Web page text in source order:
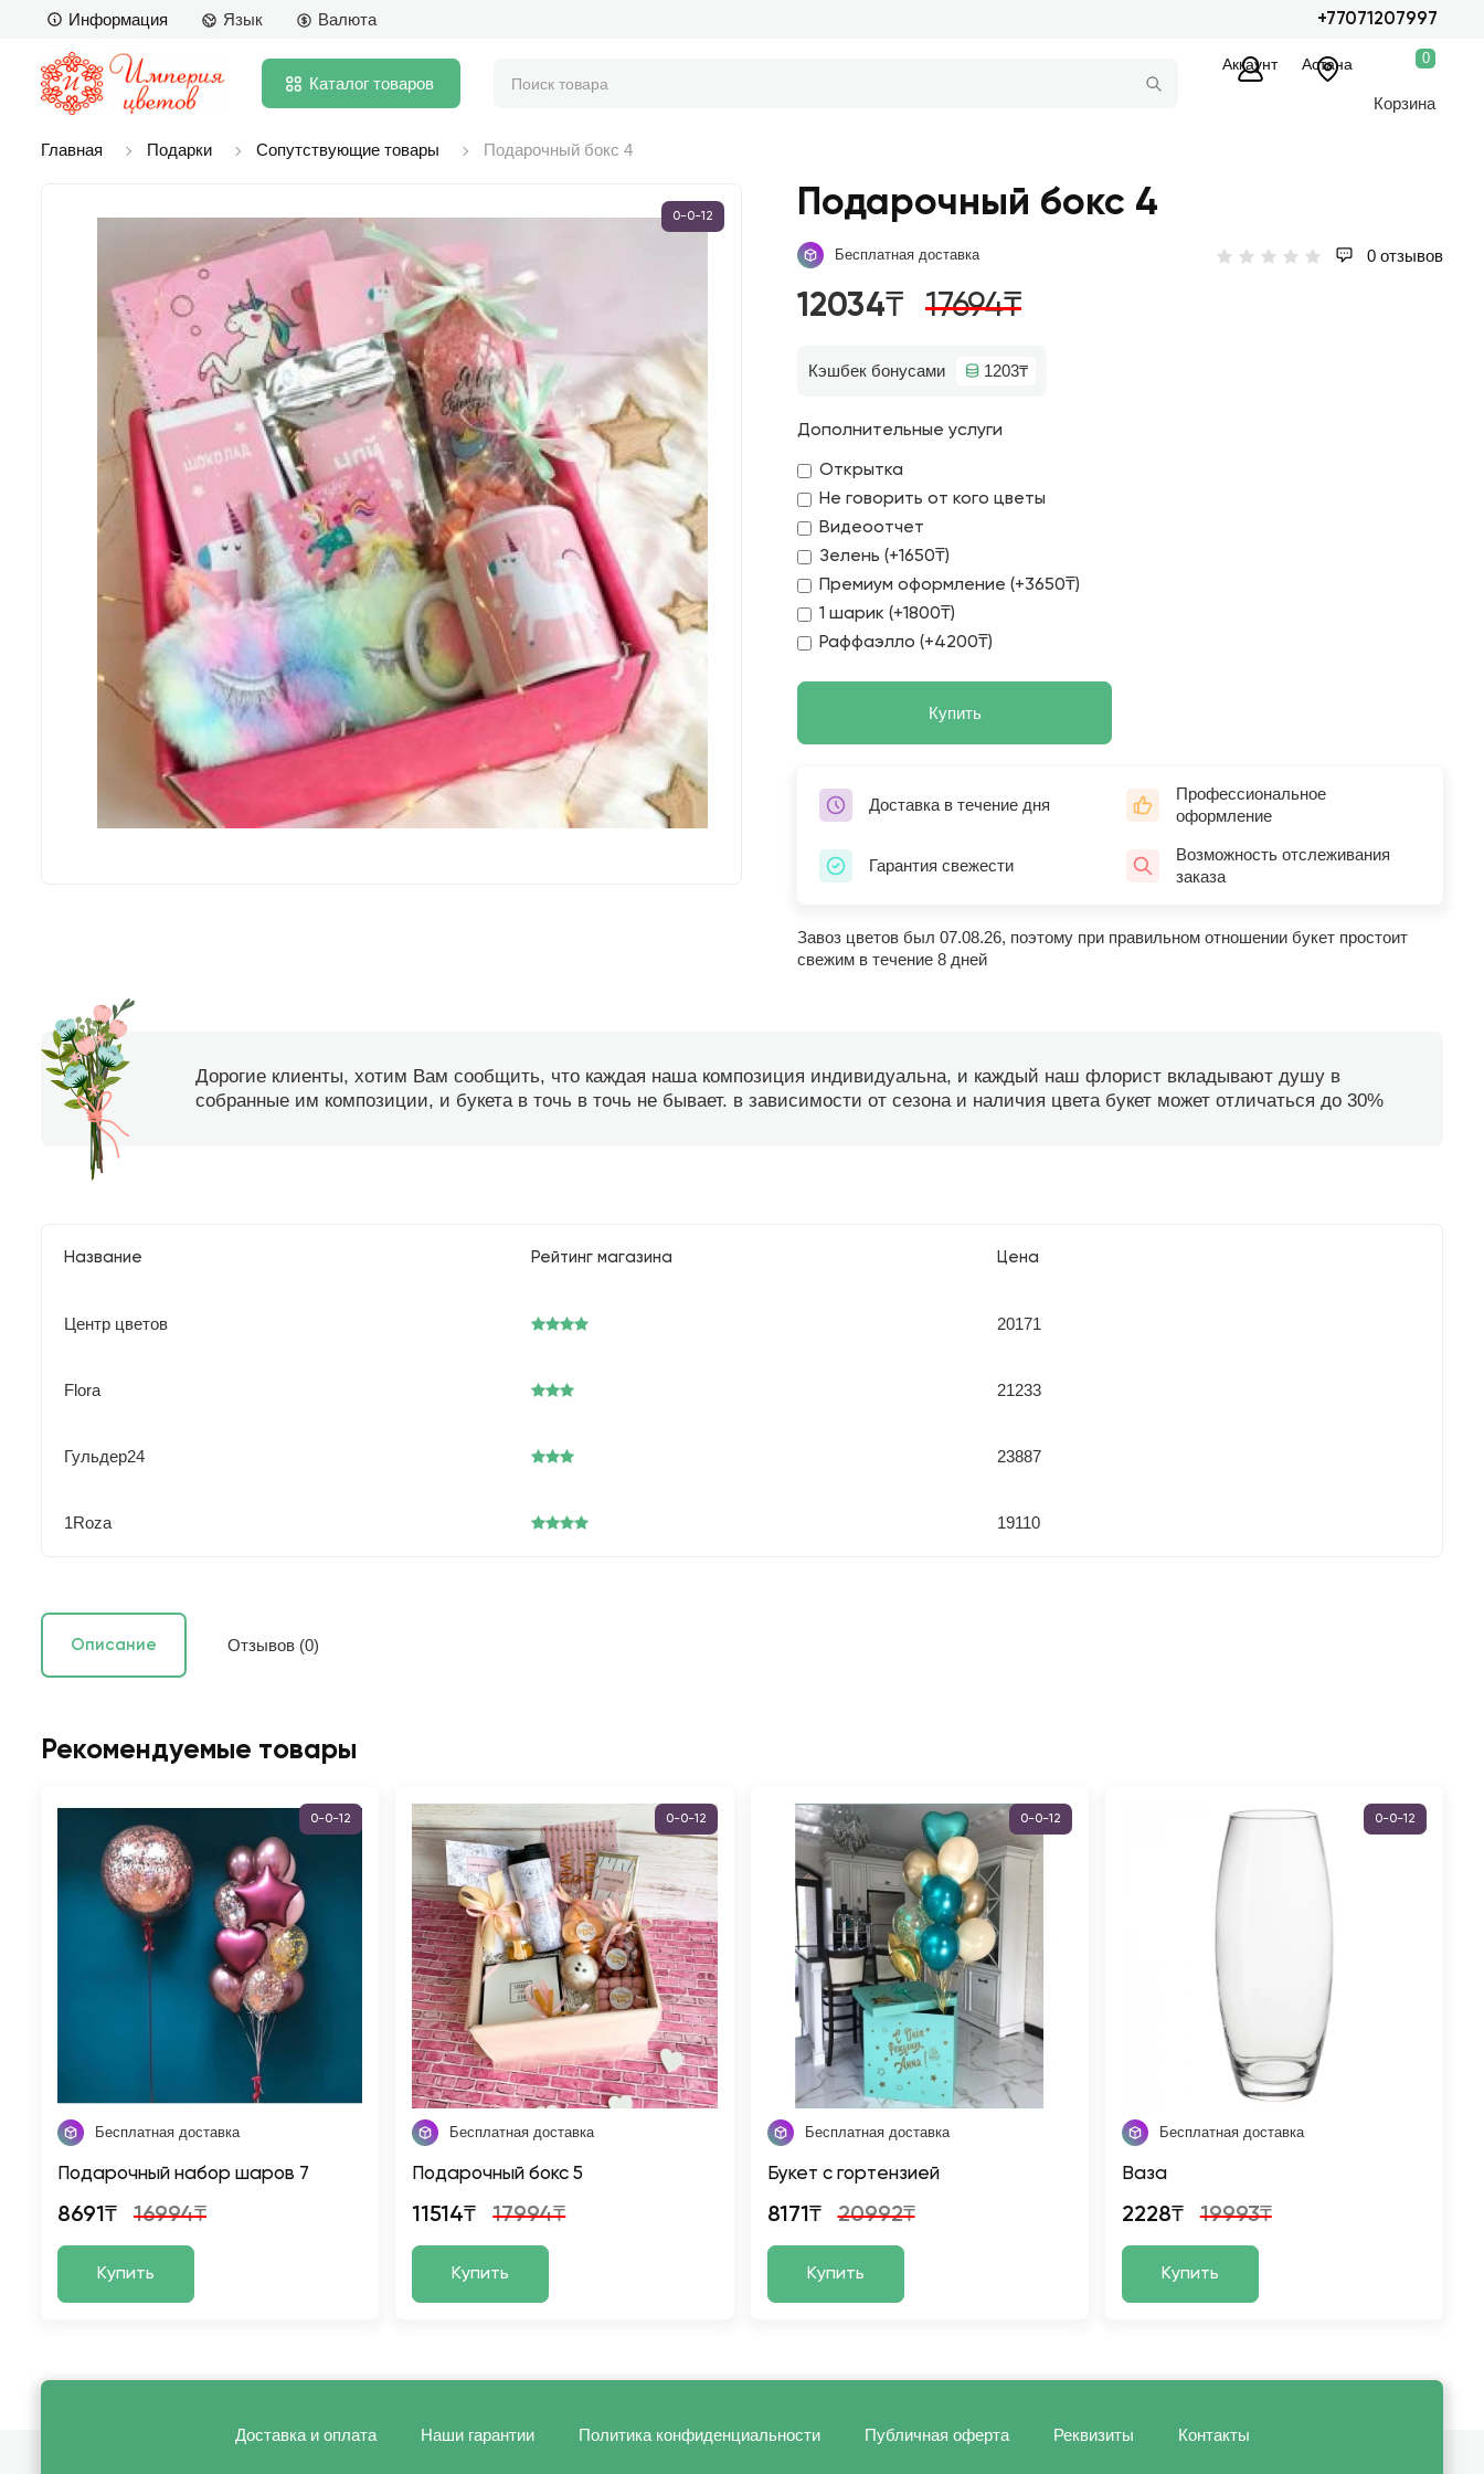
Информация Язык Валюта +77071207997
Каталог товаров
Аккаунт Астана 0
Корзина
Главная Подарки Сопутствующие товары Подарочный бокс 4
0-0-12 Подарочный бокс 4
Бесплатная доставка 0 отзывов
12034₸ 17694₸
Кэшбек бонусами 1203₸
Дополнительные услуги
Открытка
Не говорить от кого цветы
Видеоотчет
Зелень (+1650₸)
Премиум оформление (+3650₸)
1 шарик (+1800₸)
Раффаэлло (+4200₸)
Купить
Доставка в течение дня
Профессиональное
оформление
Гарантия свежести
Возможность отслеживания
заказа
Завоз цветов был 07.08.26, поэтому при правильном отношении букет простоит
свежим в течение 8 дней
Дорогие клиенты, хотим Вам сообщить, что каждая наша композиция индивидуальна, и каждый наш флорист вкладывают душу в
собранные им композиции, и букета в точь в точь не бывает. в зависимости от сезона и наличия цвета букет может отличаться до 30%
Название Рейтинг магазина Цена
Центр цветов 20171
Flora 21233
Гульдер24 23887
1Roza 19110
Описание Отзывов (0)
Рекомендуемые товары
0-0-12
Бесплатная доставка
Подарочный набор шаров 7
8691₸ 16994₸
Купить
0-0-12
Бесплатная доставка
Подарочный бокс 5
11514₸ 17994₸
Купить
0-0-12
Бесплатная доставка
Букет с гортензией
8171₸ 20992₸
Купить
0-0-12
Бесплатная доставка
Ваза
2228₸ 19993₸
Купить
Доставка и оплата Наши гарантии Политика конфиденциальности Публичная оферта Реквизиты Контакты